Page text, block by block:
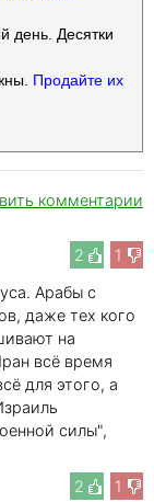
день. Десятки
Продайте их
комментарии
2 1
Арабы с
даже тех кого
на
всё время
для этого, а
силы",
2
1